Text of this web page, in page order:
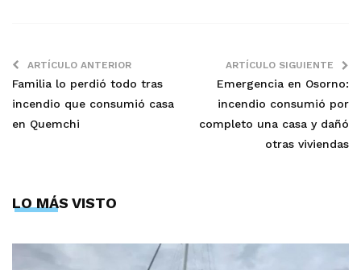
ARTÍCULO ANTERIOR
Familia lo perdió todo tras
incendio que consumió casa
en Quemchi
ARTÍCULO SIGUIENTE
Emergencia en Osorno:
incendio consumió por
completo una casa y dañó
otras viviendas
LO MÁS VISTO